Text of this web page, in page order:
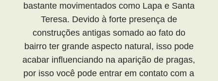
bastante movimentados como Lapa e Santa
Teresa. Devido à forte presença de
construções antigas somado ao fato do
bairro ter grande aspecto natural, isso pode
acabar influenciando na aparição de pragas,
por isso você pode entrar em contato com a